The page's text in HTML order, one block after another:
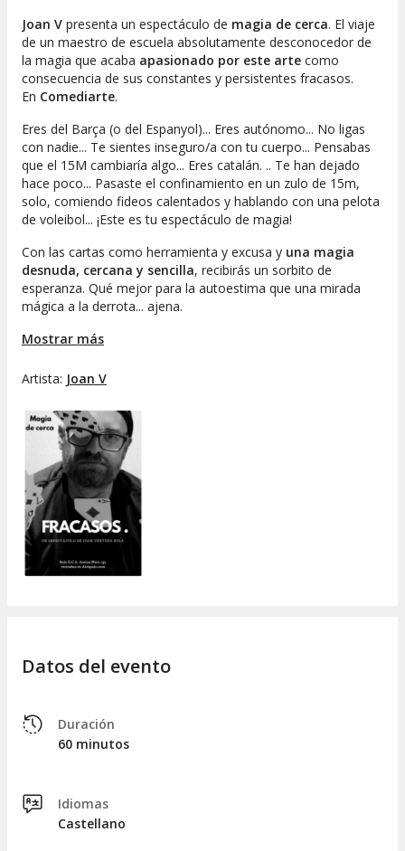
Joan V presenta un espectáculo de magia de cerca. El viaje
de un maestro de escuela absolutamente desconocedor de
la magia que acaba apasionado por este arte como
consecuencia de sus constantes y persistentes fracasos.
En Comediarte.
Eres del Barça (o del Espanyol)... Eres autónomo... No ligas
con nadie... Te sientes inseguro/a con tu cuerpo... Pensabas
que el 15M cambiaría algo... Eres catalán. .. Te han dejado
hace poco... Pasaste el confinamiento en un zulo de 15m,
solo, comiendo fideos calentados y hablando con una pelota
de voleibol... ¡Este es tu espectáculo de magia!
Con las cartas como herramienta y excusa y una magia
desnuda, cercana y sencilla, recibirás un sorbito de
esperanza. Qué mejor para la autoestima que una mirada
mágica a la derrota... ajena.
---------------------------------------------------------------------------
presenta un espectacle de
d'un mestre d'escola absolutament desconeixedor de la
màgia que acabaapassionat per aquest art
conseqüència dels seus fracassos constants i persistents.
Ets del Barça (o de l'Espanyol)... Ets autònom... No lligues
amb ningú... Ets sents insegur/a amb el teu cos... Pensaves
que el 15M canviaria alguna cosa... Ets català... T'han deixat fa
poc... Vas passar el confinament en un "zulo" de 15m,
sol, menjant fideus escalfats i parlant amb una pilota de
voleibol... Aquest és el teu espectacle de màgia!
Mostrar más
Artista: Joan V
Datos del evento
Duración
60 minutos
Idiomas
Castellano